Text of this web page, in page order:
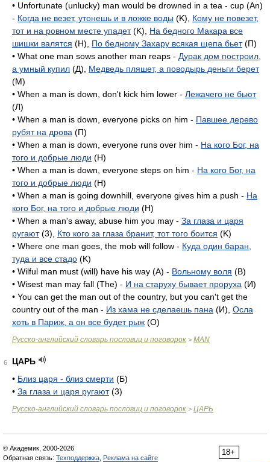
• Unfortunate (unlucky) man would be drowned in a tea - cup (An)
- Когда не везет, утонешь и в ложке воды (K), Кому не повезет,
тот и на ровном месте упадет(K), На бедного Макара все
шишки валятся (H), По бедному Захару всякая щепа бьет(П)
• What one man sows another man reaps - Дурак дом построил,
а умный купил (Д), Медведь пляшет, а поводырь деньги берет
(M)
• When a man is down, don't kick him lower - Лежачего не бьют
(Л)
• When a man is down, everyone picks on him - Павшее дерево
рубят на дрова (П)
• When a man is down, everyone runs over him - На кого Бог, на
того и добрые люди (H)
• When a man is down, everyone steps on him - На кого Бог, на
того и добрые люди (H)
• When a man is going downhill, everyone gives him a push - На
кого Бог, на того и добрые люди (H)
• When a man's away, abuse him you may - За глаза и царя
ругают(3), Кто кого за глаза бранит, тот того боится (K)
• Where one man goes, the mob will follow - Куда один баран,
туда и все стадо (K)
• Wilful man must (will) have his way (A) - Вольному воля (B)
• Wisest man may fall (The) - И на старуху бывает проруха (И)
• You can get the man out of the country, but you can't get the
country out of the man - Из хама не сделаешь пана (И), Осла
хоть в Париж, а он все будет рыж (O)
Русско-английский словарь пословиц и поговорок > MAN
6
ЦАРЬ
• Близ царя - близ смерти (Б)
• За глаза и царя ругают(3)
Русско-английский словарь пословиц и поговорок > ЦАРЬ
18+
© Академик, 2000-2026
Обратная связь: Техподдержка Реклама на сайте